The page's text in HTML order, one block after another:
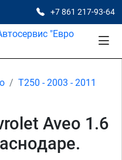
+7 861 217-93-64
T250 - 2003 - 2011
Aveo 1.6